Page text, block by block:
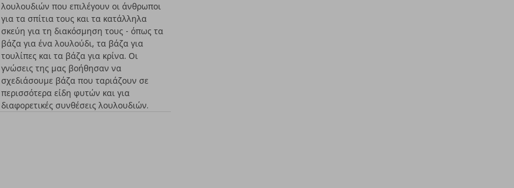
λουλουδιών που επιλέγουν οι άνθρωποι
για τα σπίτια τους και τα κατάλληλα
σκεύη για τη διακόσμηση τους - όπως τα
βάζα για ένα λουλούδι, τα βάζα για
τουλίπες και τα βάζα για κρίνα. Οι
γνώσεις της μας βοήθησαν να
σχεδιάσουμε βάζα που ταριάζουν σε
περισσότερα είδη φυτών και για
διαφορετικές συνθέσεις λουλουδιών.